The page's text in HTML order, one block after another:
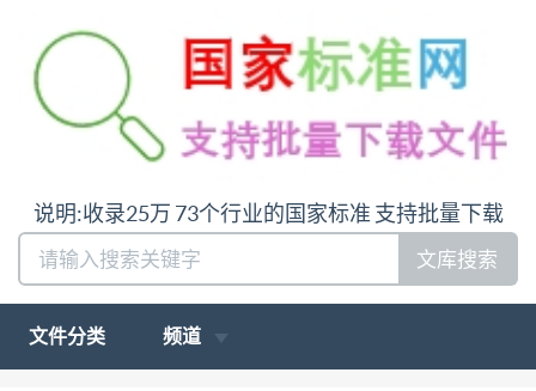
说明:收录25万 73个行业的国家标准 支持批量下载
文库搜索
文件分类 频道